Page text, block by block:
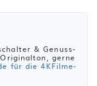
& Genuss-
gerne
für die 4KFilme-